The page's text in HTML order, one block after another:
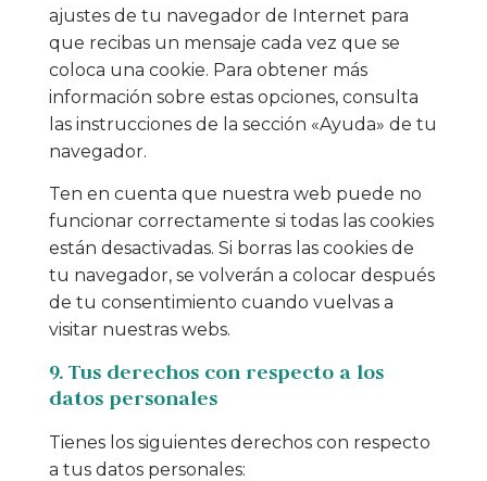
ajustes de tu navegador de Internet para
que recibas un mensaje cada vez que se
coloca una cookie. Para obtener más
información sobre estas opciones, consulta
las instrucciones de la sección «Ayuda» de tu
navegador.
Ten en cuenta que nuestra web puede no
funcionar correctamente si todas las cookies
están desactivadas. Si borras las cookies de
tu navegador, se volverán a colocar después
de tu consentimiento cuando vuelvas a
visitar nuestras webs.
9. Tus derechos con respecto a los
datos personales
Tienes los siguientes derechos con respecto
a tus datos personales: